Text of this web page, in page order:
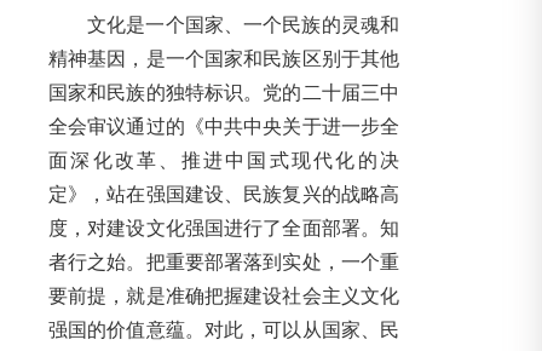
文化是一个国家、一个民族的灵魂和
精神基因，是一个国家和民族区别于其他
国家和民族的独特标识。党的二十届三中
全会审议通过的《中共中央关于进一步全
面深化改革、推进中国式现代化的决
定》，站在强国建设、民族复兴的战略高
度，对建设文化强国进行了全面部署。知
者行之始。把重要部署落到实处，一个重
要前提，就是准确把握建设社会主义文化
强国的价值意蕴。对此，可以从国家、民